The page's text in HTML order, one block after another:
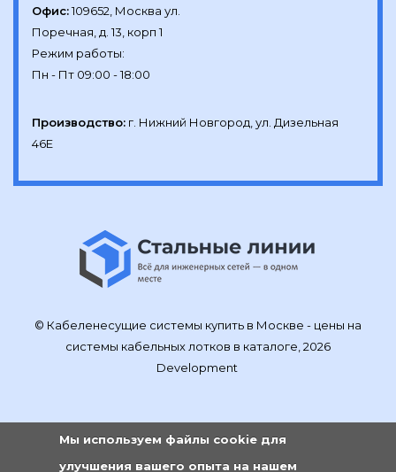
Офис:109652, Москва ул.
Поречная, д. 13, корп 1
Режим работы:
Производство: г. Нижний Новгород, ул. Дизельная
46Е
© Кабеленесущие системы купить в Москве - цены на
системы кабельных лотков в каталоге, 2026
Development
Мы используем файлы cookie для
улучшения вашего опыта на нашем